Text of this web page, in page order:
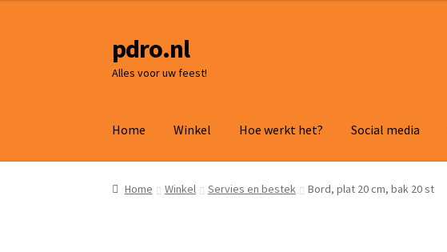
Ga
door
naar
Ga
naar
de
pdro.nl
Alles voor uw feest!
Home Winkel Hoe werkt het? Social media
Home Winkel Servies en bestek Bord, plat 20 cm, bak 20 st